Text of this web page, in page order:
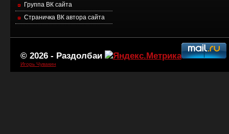
Группа ВК сайта
Страничка ВК автора сайта
© 2026 - Раздолбаи
Игорь Чувакин